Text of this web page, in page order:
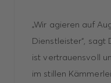
„Wir agieren auf
Dienstleister“,
ist vertrauensvoll
im stillen